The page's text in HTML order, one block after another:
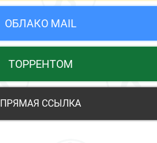
ОБЛАКО MAIL
ТОРРЕНТОМ
ПРЯМАЯ ССЫЛКА